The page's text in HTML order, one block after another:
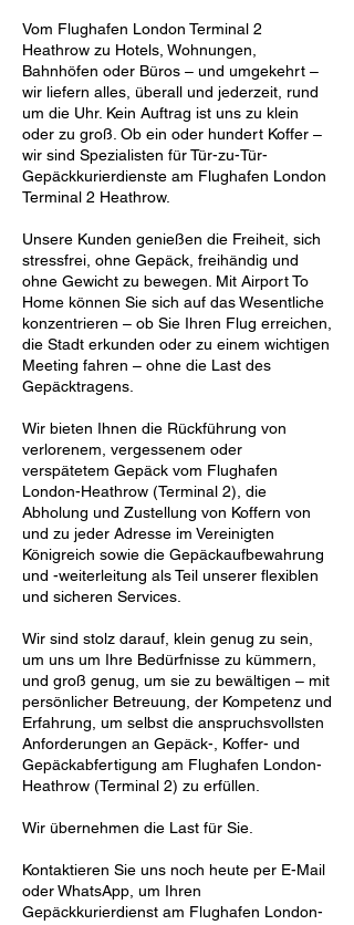
Vom Flughafen London Terminal 2
Heathrow zu Hotels, Wohnungen,
Bahnhöfen oder Büros – und umgekehrt –
wir liefern alles, überall und jederzeit, rund
um die Uhr. Kein Auftrag ist uns zu klein
oder zu groß. Ob ein oder hundert Koffer –
wir sind Spezialisten für Tür-zu-Tür-
Gepäckkurierdienste am Flughafen London
Terminal 2 Heathrow.
Unsere Kunden genießen die Freiheit, sich
stressfrei, ohne Gepäck, freihändig und
ohne Gewicht zu bewegen. Mit Airport To
Home können Sie sich auf das Wesentliche
konzentrieren – ob Sie Ihren Flug erreichen,
die Stadt erkunden oder zu einem wichtigen
Meeting fahren – ohne die Last des
Gepäcktragens.
Wir bieten Ihnen die Rückführung von
verlorenem, vergessenem oder
verspätetem Gepäck vom Flughafen
London-Heathrow (Terminal 2), die
Abholung und Zustellung von Koffern von
und zu jeder Adresse im Vereinigten
Königreich sowie die Gepäckaufbewahrung
und -weiterleitung als Teil unserer flexiblen
und sicheren Services.
Wir sind stolz darauf, klein genug zu sein,
um uns um Ihre Bedürfnisse zu kümmern,
und groß genug, um sie zu bewältigen – mit
persönlicher Betreuung, der Kompetenz und
Erfahrung, um selbst die anspruchsvollsten
Anforderungen an Gepäck-, Koffer- und
Gepäckabfertigung am Flughafen London-
Heathrow (Terminal 2) zu erfüllen.
Wir übernehmen die Last für Sie.
Kontaktieren Sie uns noch heute per E-Mail
oder WhatsApp, um Ihren
Gepäckkurierdienst am Flughafen London-